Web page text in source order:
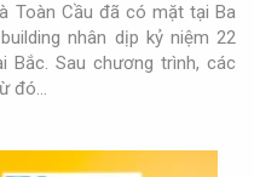
Toàn Cầu đã có mặt tại Ba
nhân dịp kỷ niệm 22
Bắc. Sau chương trình, các
đó…